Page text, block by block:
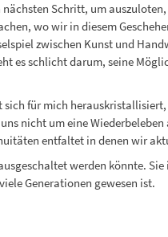
Schritt, um
wo wir in diesem
zwischen Kunst und
es schlicht darum, seine
für mich
nicht um eine
entfaltet in denen wir
werden könnte.
Generationen gewesen ist.